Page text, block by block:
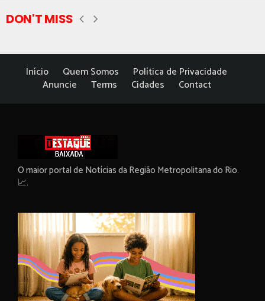
DON'T MISS
Início Quem Somos
Política de Privacidade
Anuncie
Terms Cidades Contact
O maior portal de Notícias da Região Metropolitana do Rio.
📈.